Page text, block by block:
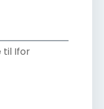
til Ifor